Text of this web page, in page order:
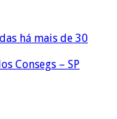
há mais de 30
Consegs – SP